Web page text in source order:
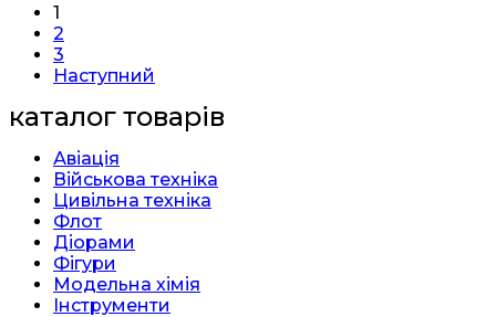
1
2
3
Наступний
каталог товарів
Авіація
Військова техніка
Цивільна техніка
Флот
Діорами
Фігури
Модельна хімія
Інструменти